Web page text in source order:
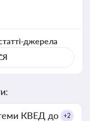
джерела
КВЕД до +2